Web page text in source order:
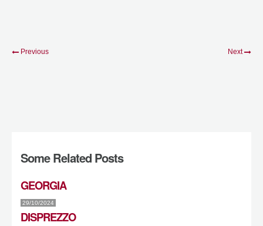
Previous Next
Some Related Posts
GEORGIA
29/10/2024
DISPREZZO